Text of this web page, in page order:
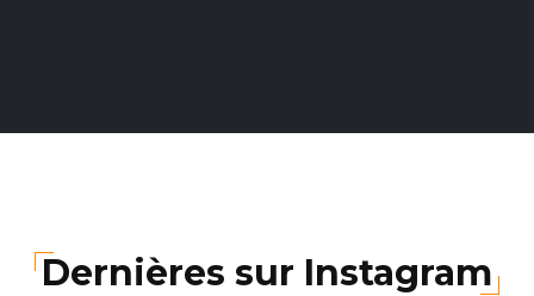
Dernières sur Instagram